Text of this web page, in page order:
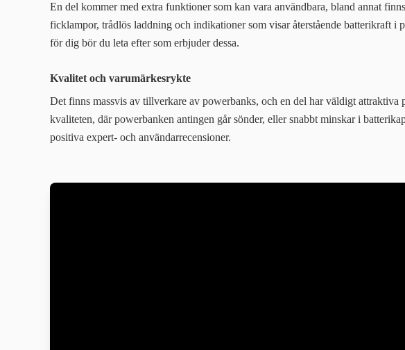
En del kommer med extra funktioner som kan vara användbara, bland annat
ficklampor, trådlös laddning och indikationer som visar återstående batterikraft i
för dig bör du leta efter som erbjuder dessa.
Kvalitet och varumärkesrykte
Det finns massvis av tillverkare av powerbanks, och en del har väldigt attraktiva
kvaliteten, där powerbanken antingen går sönder, eller snabbt minskar i
positiva expert- och användarrecensioner.